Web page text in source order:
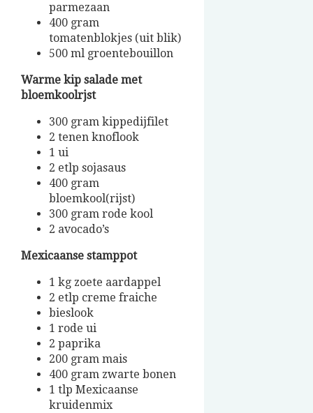
parmezaan
400 gram
tomatenblokjes (uit blik)
500 ml groentebouillon
Warme kip salade met
bloemkoolrjst
300 gram kippedijfilet
2 tenen knoflook
1 ui
2 etlp sojasaus
400 gram
bloemkool(rijst)
300 gram rode kool
2 avocado’s
Mexicaanse stamppot
1 kg zoete aardappel
2 etlp creme fraiche
bieslook
1 rode ui
2 paprika
200 gram mais
400 gram zwarte bonen
1 tlp Mexicaanse
kruidenmix